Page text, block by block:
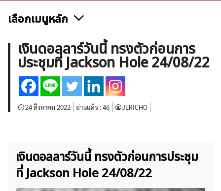
ค้นหา
สำหรับ:
เลือกเมนูหลัก
ข่าวฟอเร็กซ์และสกุลเงิน คริปโตเคอร์เรนซี
ฟรีซิกแนล รายวัน
บทวิเคราะห์
เศรษฐกิจทั่วไป ดัชนี-หุ้น
พันธบัตร
สินค้าโภคภัณฑ์
โบรกเกอร์ FX
โปรโมชั่น Forex
กองทุน Forex
ฟรี EA
เงินดอลลาร์วันนี้ ทรงตัวก่อนการ
ประชุมที่ Jackson Hole 24/08/22
24 สิงหาคม 2022 อ่านแล้ว :46 JERICHO
เงินดอลลาร์วันนี้ ทรงตัวก่อนการประชุม
ที่ Jackson Hole 24/08/22